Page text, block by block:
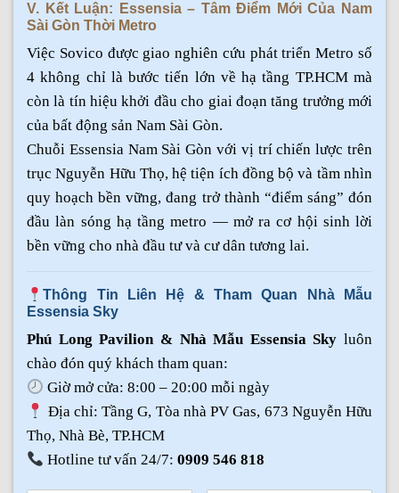
V. Kết Luận: Essensia – Tâm Điểm Mới Của Nam
Sài Gòn Thời Metro
Việc Sovico được giao nghiên cứu phát triển Metro số
4 không chỉ là bước tiến lớn về hạ tầng TP.HCM mà
còn là tín hiệu khởi đầu cho giai đoạn tăng trưởng mới
của bất động sản Nam Sài Gòn.
Chuỗi Essensia Nam Sài Gòn với vị trí chiến lược trên
trục Nguyễn Hữu Thọ, hệ tiện ích đồng bộ và tầm nhìn
quy hoạch bền vững, đang trở thành “điểm sáng” đón
đầu làn sóng hạ tầng metro — mở ra cơ hội sinh lời
bền vững cho nhà đầu tư và cư dân tương lai.
Thông Tin Liên Hệ & Tham Quan Nhà Mẫu
Essensia Sky
Phú Long Pavilion & Nhà Mẫu Essensia Sky luôn
chào đón quý khách tham quan:
Giờ mở cửa: 8:00 – 20:00 mỗi ngày
Địa chỉ: Tầng G, Tòa nhà PV Gas, 673 Nguyễn Hữu
Thọ, Nhà Bè, TP.HCM
Hotline tư vấn 24/7:0909 546 818